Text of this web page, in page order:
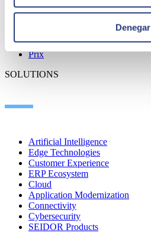
Denegar
Actualités
Talent
Prix
SOLUTIONS
Artificial Intelligence
Edge Technologies
Customer Experience
ERP Ecosystem
Cloud
Application Modernization
Connectivity
Cybersecurity
SEIDOR Products